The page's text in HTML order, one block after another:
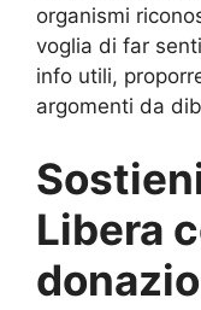
organismi
voglia di far
info utili,
argomenti da
Libera